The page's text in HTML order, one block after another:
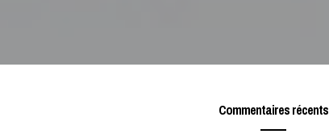
Commentaires récents